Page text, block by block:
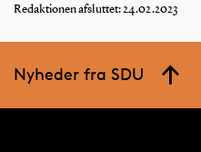
Redaktionen afsluttet: 24.02.2023
Nyheder fra SDU